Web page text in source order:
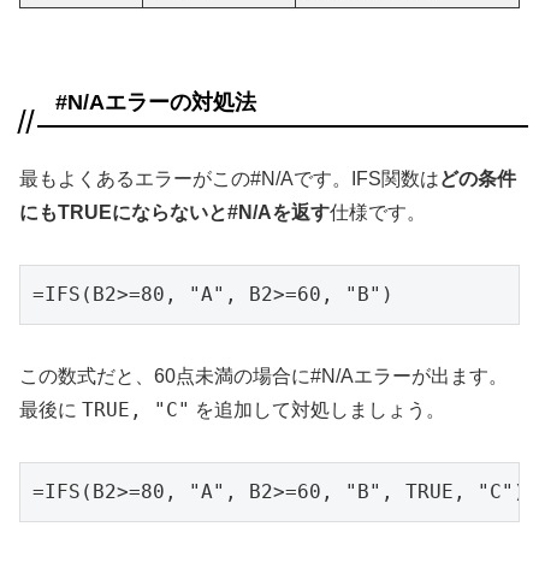
#N/Aエラーの対処法
最もよくあるエラーがこの#N/Aです。IFS関数はどの条件
にもTRUEにならないと#N/Aを返す仕様です。
=IFS(B2>=80, "A", B2>=60, "B")
この数式だと、60点未満の場合に#N/Aエラーが出ます。
最後に TRUE, "C" を追加して対処しましょう。
=IFS(B2>=80, "A", B2>=60, "B", TRUE, "C")